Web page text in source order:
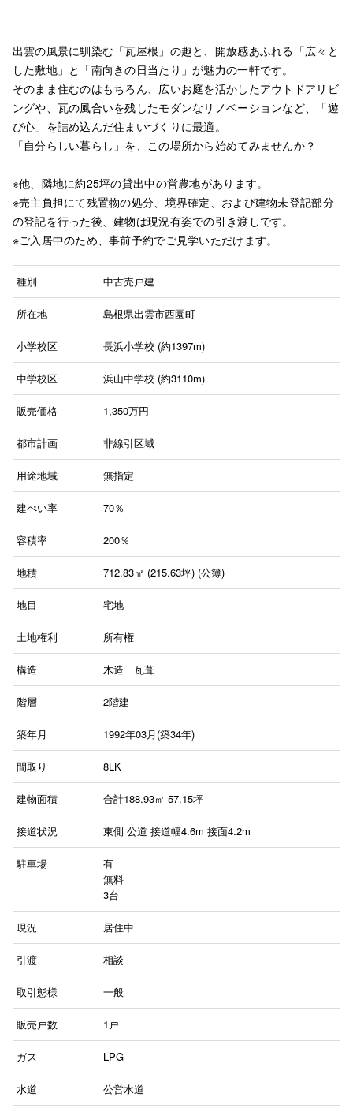
出雲の風景に馴染む「瓦屋根」の趣と、開放感あふれる「広々と
した敷地」と「南向きの日当たり」が魅力の一軒です。
そのまま住むのはもちろん、広いお庭を活かしたアウトドアリビ
ングや、瓦の風合いを残したモダンなリノベーションなど、「遊
び心」を詰め込んだ住まいづくりに最適。
「自分らしい暮らし」を、この場所から始めてみませんか？
※他、隣地に約25坪の貸出中の営農地があります。
※売主負担にて残置物の処分、境界確定、および建物未登記部分
の登記を行った後、建物は現況有姿での引き渡しです。
※ご入居中のため、事前予約でご見学いただけます。
種別 中古売戸建
所在地 島根県出雲市西園町
小学校区 長浜小学校 (約1397m)
中学校区 浜山中学校 (約3110m)
販売価格 1,350万円
都市計画 非線引区域
用途地域 無指定
建ぺい率 70％
容積率 200％
地積 712.83㎡ (215.63坪) (公簿)
地目 宅地
土地権利 所有権
構造 木造 瓦葺
階層 2階建
築年月 1992年03月(築34年)
間取り 8LK
建物面積 合計188.93㎡ 57.15坪
接道状況 東側 公道 接道幅4.6m 接面4.2m
駐車場
有
無料
3台
現況 居住中
引渡 相談
取引態様 一般
販売戸数 1戸
ガス LPG
水道 公営水道